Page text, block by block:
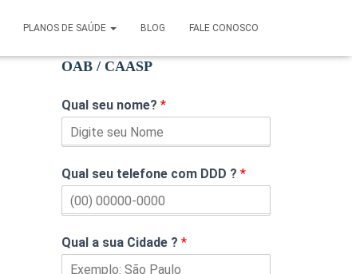
PLANOS DE SAÚDE BLOG FALE CONOSCO
OAB / CAASP
Qual seu nome? *
Qual seu telefone com DDD ? *
Qual a sua Cidade ? *